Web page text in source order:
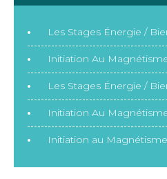
Les Stages Énergie /
Initiation Au
Les Stages Énergie /
Initiation Au
Initiation au